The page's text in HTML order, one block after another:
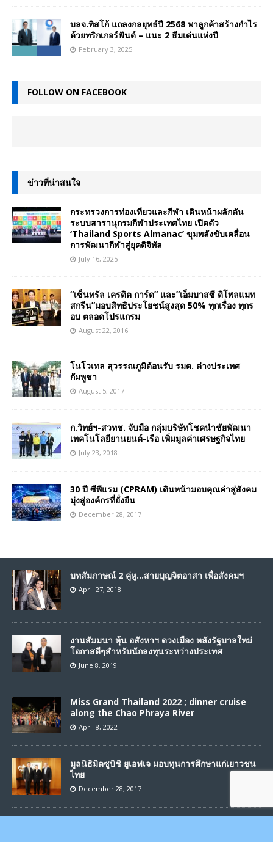
บลจ.ทิสโก้ แถลงกลยุทธ์ปี 2568 พาลูกค้าสร้างกำไร
ด้วยทริกเกอร์ฟันด์ – แนะ 2 ธีมเด่นแห่งปี
February 3, 2025
FOLLOW ON FACEBOOK
ข่าวที่น่าสนใจ
กระทรวงการท่องเที่ยวและกีฬา เดินหน้าผลักดัน
ระบบสารานุกรมกีฬาประเทศไทย เปิดตัว
‘Thailand Sports Almanac’ ขุมพลังขับเคลื่อน
การพัฒนากีฬาสู่ยุคดิจิทัล
July 16, 2025
“เซ็นทรัล เครดิต การ์ด” และ”เอ็มบาสซี ดิโพลแมท
สกรีน”มอบสิทธิประโยชน์สูงสุด 50% ทุกเรื่อง ทุกร
อบ ตลอดโปรแกรม
August 22, 2016
โนโวเทล สุวรรณภูมิต้อนรับ รมต. ต่างประเทศ
กัมพูชา
August 5, 2017
ก.วิทย์ฯ-สวทช. จับมือ กลุ่มบริษัทโชคนำชัยพัฒนา
เทคโนโลยียานยนต์-เรือ เพิ่มมูลค่าเศรษฐกิจไทย
July 23, 2018
30 ปี ซีพีแรม (CPRAM) เดินหน้ามอบคุณค่าสู่สังคม
มุ่งสู่องค์กรที่ยั่งยืน
December 28, 2017
บทสัมภาษณ์ 2 คู่หู…สายบุญจิตอาสา เพื่อสังคมฯ
April 27, 2018
งานสัมมนา หุ้น อสังหาฯ ดวงเมือง หลังรัฐบาลใหม่
โอกาสดีๆสำหรับนักลงทุนระหว่างประเทศ
June 8, 2019
Miss Grand Thailand 2022 ; dinner cruise
along the Chao Phraya River
April 8, 2022
มูลนิธิมิตซูบิชิ ยูเอฟเจ มอบทุนการศึกษาแก่เยาวชน
ไทย
December 28, 2017